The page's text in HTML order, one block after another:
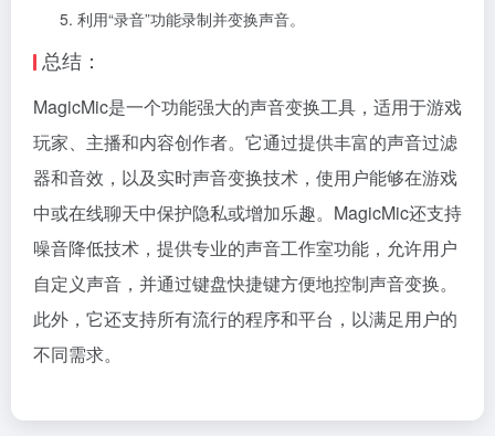
利用“录音”功能录制并变换声音。
总结：
MagicMic是一个功能强大的声音变换工具，适用于游戏
玩家、主播和内容创作者。它通过提供丰富的声音过滤
器和音效，以及实时声音变换技术，使用户能够在游戏
中或在线聊天中保护隐私或增加乐趣。MagicMic还支持
噪音降低技术，提供专业的声音工作室功能，允许用户
自定义声音，并通过键盘快捷键方便地控制声音变换。
此外，它还支持所有流行的程序和平台，以满足用户的
不同需求。